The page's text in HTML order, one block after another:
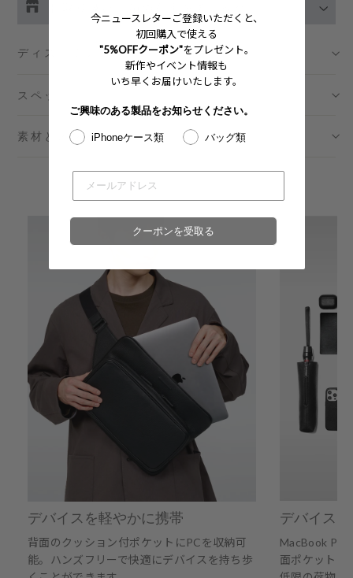
伊勢丹新宿 メンズ館- 在庫 -X
渋谷スクランブルスクエア店- 在庫 -X
日本橋コレド室町テラス店 - 在庫 -
大阪梅田グランフロント店- 在庫 -X
- 在庫 -X
※在庫は前日までの情報です。
※売り切れやお取り置き等で在庫がない場合がございます。
※最新の在庫状況は店舗へ直接お電話下さいませ。
※各店舗の詳細は
ディスクリプション
スペック
素材とメンテナンス
デバイスを軽やかに携帯
背面のクッション付ポケットにPCを収納可
能。ハンズフリーで快適にデバイスを持ち歩
デバイス
MacBook Pro
面ポケットに
今ニュースレターご登録いただくと、
初回購入で使える
"5%OFFクーポン"をプレゼント。
新作やイベント情報も
いち早くお届けいたします。
ご興味のある製品をお知らせください。
iPhoneケース類 バッグ類
クーポンを受取る